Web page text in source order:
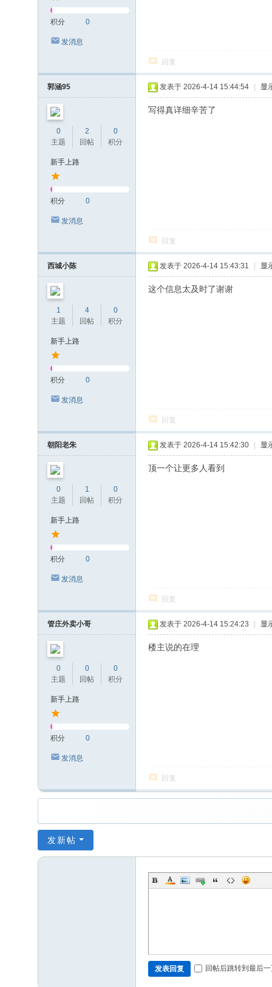
积分 0
发消息
回复
郭涵95
0
主题
2
回帖
0
积分
新手上路
积分 0
发消息
发表于 2026-4-14 15:44:54 显
写得真详细辛苦了
回复
西城小陈
1
主题
4
回帖
0
积分
新手上路
积分 0
发消息
发表于 2026-4-14 15:43:31 显
这个信息太及时了谢谢
回复
朝阳老朱
0
主题
1
回帖
0
积分
新手上路
积分 0
发消息
发表于 2026-4-14 15:42:30 显
顶一个让更多人看到
回复
管庄外卖小哥
0
主题
0
回帖
0
积分
新手上路
积分 0
发消息
发表于 2026-4-14 15:24:23 显
楼主说的在理
回复
发新帖
发表回复 回帖后跳转到最后